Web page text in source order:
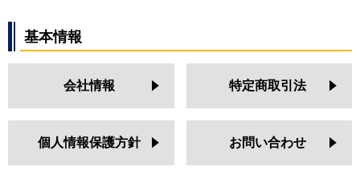
基本情報
会社情報 特定商取引法
個人情報保護方針 お問い合わせ